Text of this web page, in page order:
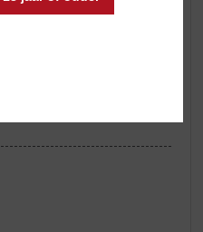
en een